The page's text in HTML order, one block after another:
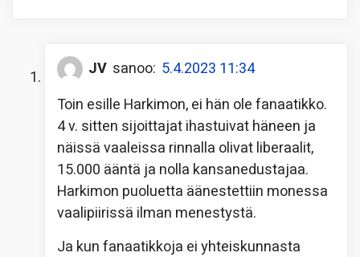
JV sanoo: 5.4.2023 11:34
Toin esille Harkimon, ei hän ole fanaatikko.
4 v. sitten sijoittajat ihastuivat häneen ja
näissä vaaleissa rinnalla olivat liberaalit,
15.000 ääntä ja nolla kansanedustajaa.
Harkimon puoluetta äänestettiin monessa
vaalipiirissä ilman menestystä.
Ja kun fanaatikkoja ei yhteiskunnasta